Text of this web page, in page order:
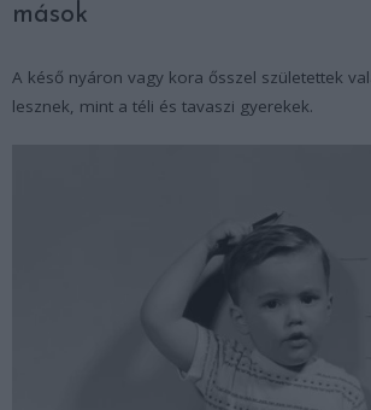
mások
A késő nyáron vagy kora ősszel születettek
lesznek, mint a téli és tavaszi gyerekek.